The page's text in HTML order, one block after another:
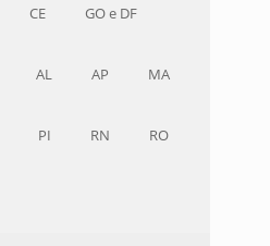
CE GO e DF
AL AP MA
PI RN RO